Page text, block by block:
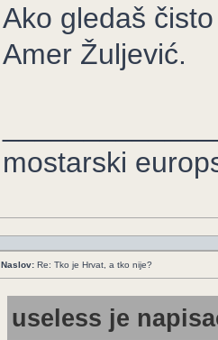
Ako gledaš
Amer Žuljević.
mostarski
Naslov: Re: Tko je Hrvat, a tko nije?
useless je